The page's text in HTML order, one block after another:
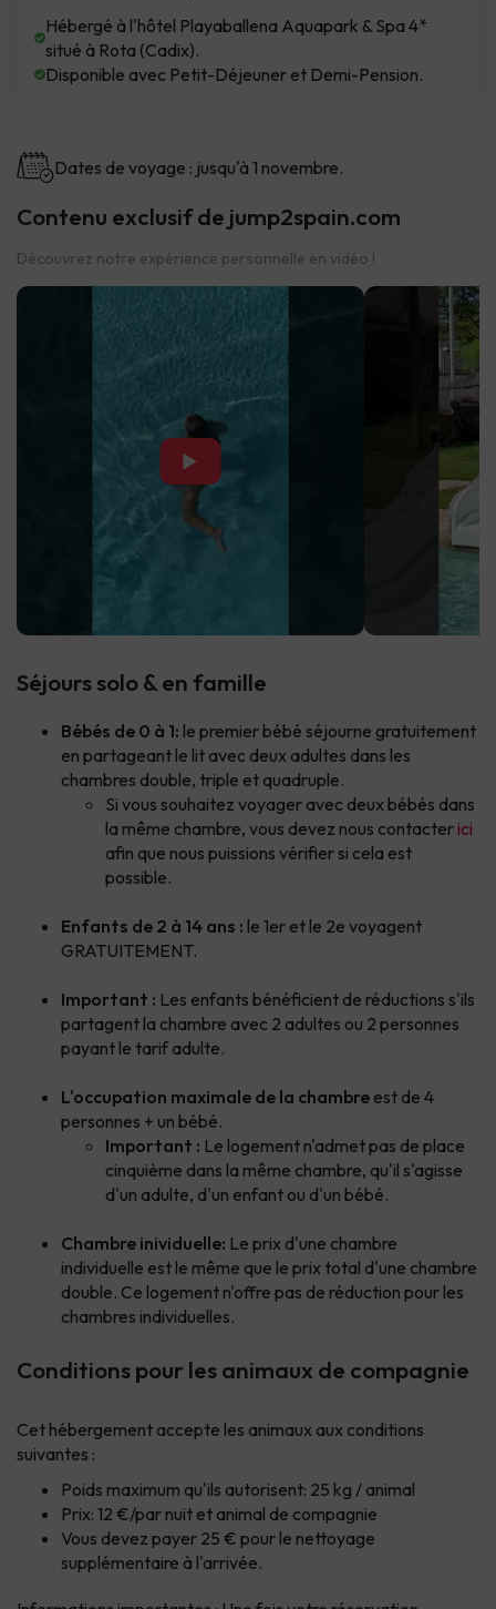
Hébergé à l'hôtel Playaballena Aquapark & Spa 4*
situé à Rota (Cadix).
Disponible avec Petit-Déjeuner et Demi-Pension.
Dates de voyage : jusqu'à 1 novembre.
Contenu exclusif de jump2spain.com
Découvrez notre expérience personnelle en vidéo !
▶
Séjours solo & en famille
Bébés de 0 à 1: le premier bébé séjourne gratuitement
en partageant le lit avec deux adultes dans les
chambres double, triple et quadruple.
Si vous souhaitez voyager avec deux bébés dans
la même chambre, vous devez nous contacterici
afin que nous puissions vérifier si cela est
possible.
Enfants de 2 à 14 ans : le 1er et le 2e voyagent
GRATUITEMENT.
Important : Les enfants bénéficient de réductions s'ils
partagent la chambre avec 2 adultes ou 2 personnes
payant le tarif adulte.
L'occupation maximale de la chambre est de 4
personnes + un bébé.
Important : Le logement n'admet pas de place
cinquième dans la même chambre, qu'il s'agisse
d'un adulte, d'un enfant ou d'un bébé.
Chambre inividuelle: Le prix d'une chambre
individuelle est le même que le prix total d'une chambre
double. Ce logement n'offre pas de réduction pour les
chambres individuelles.
Conditions pour les animaux de compagnie
Cet hébergement accepte les animaux aux conditions
suivantes :
Poids maximum qu'ils autorisent: 25 kg / animal
Prix: 12 €/par nuit et animal de compagnie
Vous devez payer 25 € pour le nettoyage
supplémentaire à l'arrivée.